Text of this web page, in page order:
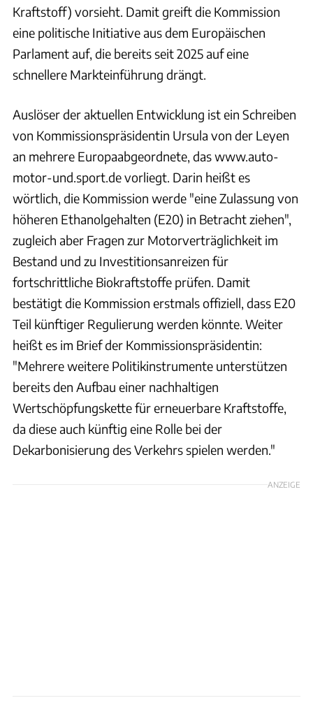
Kraftstoff) vorsieht. Damit greift die Kommission
eine politische Initiative aus dem Europäischen
Parlament auf, die bereits seit 2025 auf eine
schnellere Markteinführung drängt.
Auslöser der aktuellen Entwicklung ist ein Schreiben
von Kommissionspräsidentin Ursula von der Leyen
an mehrere Europaabgeordnete, das www.auto-
motor-und.sport.de vorliegt. Darin heißt es
wörtlich, die Kommission werde "eine Zulassung von
höheren Ethanolgehalten (E20) in Betracht ziehen",
zugleich aber Fragen zur Motorverträglichkeit im
Bestand und zu Investitionsanreizen für
fortschrittliche Biokraftstoffe prüfen. Damit
bestätigt die Kommission erstmals offiziell, dass E20
Teil künftiger Regulierung werden könnte. Weiter
heißt es im Brief der Kommissionspräsidentin:
"Mehrere weitere Politikinstrumente unterstützen
bereits den Aufbau einer nachhaltigen
Wertschöpfungskette für erneuerbare Kraftstoffe,
da diese auch künftig eine Rolle bei der
Dekarbonisierung des Verkehrs spielen werden."
ANZEIGE